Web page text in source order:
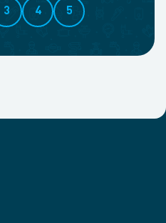
3 4 5